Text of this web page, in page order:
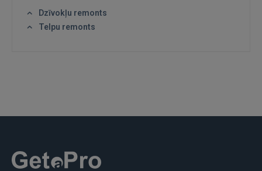
Aizmirsāt paroli? Atcerēties?
Dzīvokļu remonts
Telpu remonts